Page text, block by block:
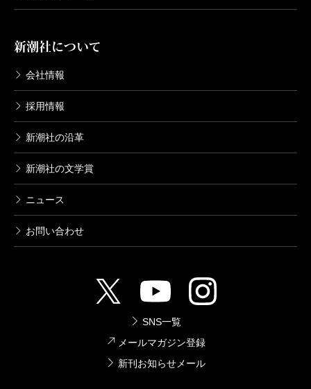
新潮社について
会社情報
採用情報
新潮社の沿革
新潮社の文学賞
ニュース
お問い合わせ
SNS一覧
メールマガジン登録
新刊お知らせメール